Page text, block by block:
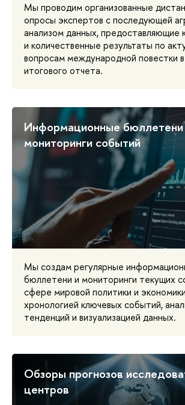
Мы проводим организованные
опросы экспертов с последующей
анализом данных, предоставляющие
и количественные результаты по
вопросам международной повестки
итогового отчета.
Информационные
мониторинги событий
Мы создам регулярные
бюллетени и мониторинги текущих
сфере мировой политики и
хронологией ключевых событий,
тенденций и визуализацией данных.
Обзоры прогнозов
центров